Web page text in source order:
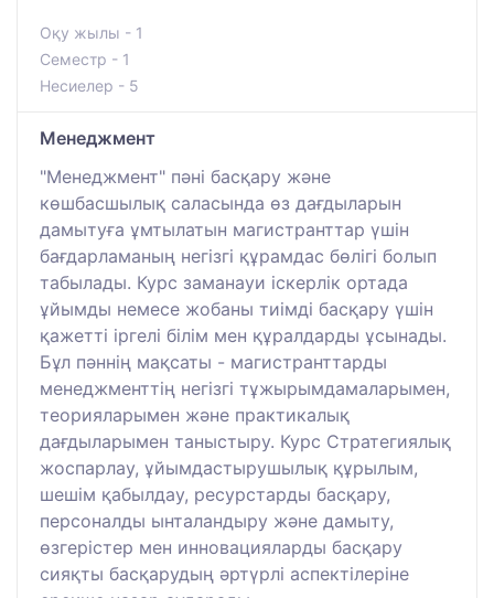
Оқу жылы - 1
Семестр - 1
Несиелер - 5
Менеджмент
"Менеджмент" пәні басқару және
көшбасшылық саласында өз дағдыларын
дамытуға ұмтылатын магистранттар үшін
бағдарламаның негізгі құрамдас бөлігі болып
табылады. Курс заманауи іскерлік ортада
ұйымды немесе жобаны тиімді басқару үшін
қажетті іргелі білім мен құралдарды ұсынады.
Бұл пәннің мақсаты - магистранттарды
менеджменттің негізгі тұжырымдамаларымен,
теорияларымен және практикалық
дағдыларымен таныстыру. Курс Стратегиялық
жоспарлау, ұйымдастырушылық құрылым,
шешім қабылдау, ресурстарды басқару,
персоналды ынталандыру және дамыту,
өзгерістер мен инновацияларды басқару
сияқты басқарудың әртүрлі аспектілеріне